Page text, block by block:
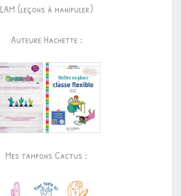
LAM (leçons à manipuler)
Auteure Hachette :
Mes tampons Cactus :